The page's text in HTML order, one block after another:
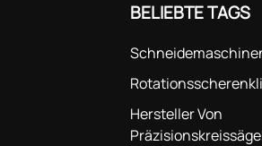
BELIEBTE TAGS
Hersteller Von